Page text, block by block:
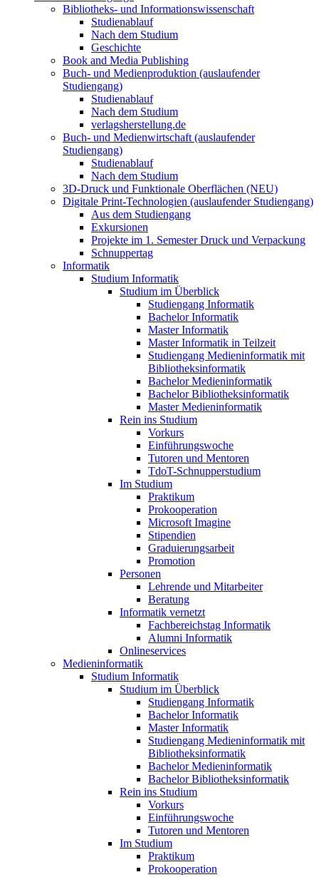
Bibliotheks- und Informationswissenschaft
Studienablauf
Nach dem Studium
Geschichte
Book and Media Publishing
Buch- und Medienproduktion (auslaufender
Studiengang)
Studienablauf
Nach dem Studium
verlagsherstellung.de
Buch- und Medienwirtschaft (auslaufender
Studiengang)
Studienablauf
Nach dem Studium
3D-Druck und Funktionale Oberflächen (NEU)
Digitale Print-Technologien (auslaufender Studiengang)
Aus dem Studiengang
Exkursionen
Projekte im 1. Semester Druck und Verpackung
Schnuppertag
Informatik
Studium Informatik
Studium im Überblick
Studiengang Informatik
Bachelor Informatik
Master Informatik
Master Informatik in Teilzeit
Studiengang Medieninformatik mit
Bibliotheksinformatik
Bachelor Medieninformatik
Bachelor Bibliotheksinformatik
Master Medieninformatik
Rein ins Studium
Vorkurs
Einführungswoche
Tutoren und Mentoren
TdoT-Schnupperstudium
Im Studium
Praktikum
Prokooperation
Microsoft Imagine
Stipendien
Graduierungsarbeit
Promotion
Personen
Lehrende und Mitarbeiter
Beratung
Informatik vernetzt
Fachbereichstag Informatik
Alumni Informatik
Onlineservices
Medieninformatik
Studium Informatik
Studium im Überblick
Studiengang Informatik
Bachelor Informatik
Master Informatik
Studiengang Medieninformatik mit
Bibliotheksinformatik
Bachelor Medieninformatik
Bachelor Bibliotheksinformatik
Rein ins Studium
Vorkurs
Einführungswoche
Tutoren und Mentoren
Im Studium
Praktikum
Prokooperation